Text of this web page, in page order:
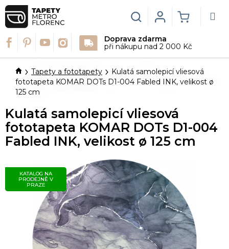
Přejít
na
obsah
Doprava zdarma
při nákupu nad 2 000 Kč
Hledat
KOŠÍK
Login
DomůTapety a fototapety
Kulatá samolepicí vliesová
fototapeta KOMAR DOTs D1-004 Fabled INK, velikost ø
125 cm
Kulatá samolepicí vliesová
fototapeta KOMAR DOTs D1-004
Fabled INK, velikost ø 125 cm
KATALOG NA
PRODEJNĚ V
PRAZE